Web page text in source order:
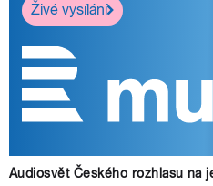
Živé vysílání
Audiosvět Českého rozhlasu na